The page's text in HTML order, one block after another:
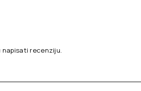
napisati recenziju.